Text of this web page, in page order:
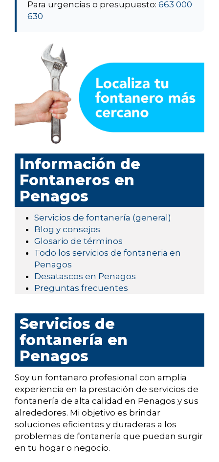
Para urgencias o presupuesto: 663 000
630
Información de
Fontaneros en
Penagos
Servicios de fontanería (general)
Blog y consejos
Glosario de términos
Todo los servicios de fontaneria en
Penagos
Desatascos en Penagos
Preguntas frecuentes
Servicios de
fontanería en
Penagos
Soy un fontanero profesional con amplia
experiencia en la prestación de servicios de
fontanería de alta calidad en Penagos y sus
alrededores. Mi objetivo es brindar
soluciones eficientes y duraderas a los
problemas de fontanería que puedan surgir
en tu hogar o negocio.